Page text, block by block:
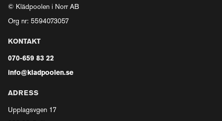
© Klädpoolen i Norr AB
Org nr: 5594073057
KONTAKT
070-659 83 22
info@kladpoolen.se
ADRESS
Upplagsvgen 17